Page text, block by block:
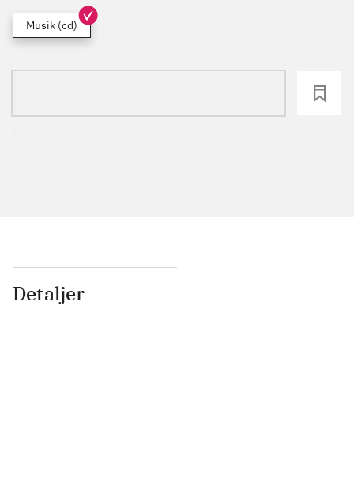
Musik (cd)
Detaljer